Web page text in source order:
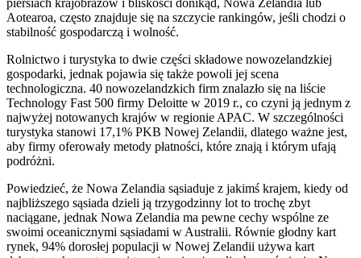
Aotearoa, często znajduje się na szczycie rankingów, jeśli chodzi o
stabilność gospodarczą i wolność.
Rolnictwo i turystyka to dwie części składowe nowozelandzkiej
gospodarki, jednak pojawia się także powoli jej scena
technologiczna. 40 nowozelandzkich firm znalazło się na liście
Technology Fast 500 firmy Deloitte w 2019 r., co czyni ją jednym z
najwyżej notowanych krajów w regionie APAC. W szczególności
turystyka stanowi 17,1% PKB Nowej Zelandii, dlatego ważne jest,
aby firmy oferowały metody płatności, które znają i którym ufają
podróżni.
Powiedzieć, że Nowa Zelandia sąsiaduje z jakimś krajem, kiedy od
najbliższego sąsiada dzieli ją trzygodzinny lot to trochę zbyt
naciągane, jednak Nowa Zelandia ma pewne cechy wspólne ze
swoimi oceanicznymi sąsiadami w Australii. Równie głodny kart
rynek, 94% dorosłej populacji w Nowej Zelandii używa kart